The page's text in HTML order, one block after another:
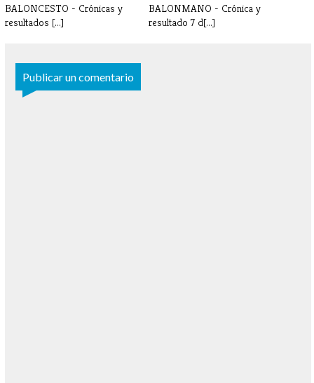
BALONCESTO - Crónicas y
resultados [...]
BALONMANO - Crónica y
resultado 7 d[...]
Publicar un comentario